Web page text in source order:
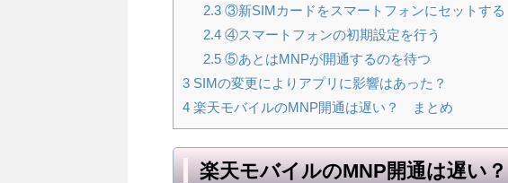
2.3③新SIMカードをスマートフォンにセットする
2.4④スマートフォンの初期設定を行う
2.5⑤あとはMNPが開通するのを待つ
3 SIMの変更によりアプリに影響はあった？
4 楽天モバイルのMNP開通は遅い？ まとめ
楽天モバイルのMNP開通は遅い？